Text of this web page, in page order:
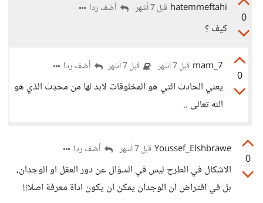
0
hatemmeftahi قبل 7 أشهر أضف ردا
كيف ؟
0
mam_7 قبل 7 أشهر قبل 7 أشهر أضف ردا
يعني الحادث التي هو المخلوقات لابد لها من محدِث الذي هو
الله تعالى ..
0
Youssef_Elshbrawe قبل 7 أشهر أضف ردا
الاشكال في الطرح ليس في السؤال عن دور العقل او الوجدان،
بل في افتراض ان الوجدان يمكن ان يكون اداة معرفة اصلا!!